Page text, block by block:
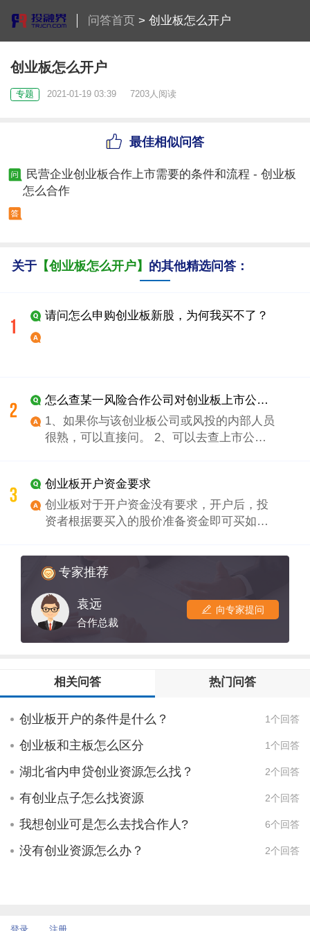
问答首页> 创业板怎么开户
创业板怎么开户
专题 2021-01-19 03:39 7203人阅读
最佳相似问答
民营企业创业板合作上市需要的条件和流程 - 创业板
怎么合作
关于【创业板怎么开户】 的其他精选问答：
请问怎么申购创业板新股，为何我买不了？
怎么查某一风险合作公司对创业板上市公司的合作规模？
1、如果你与该创业板公司或风投的内部人员
很熟，可以直接问。 2、可以去查上市公
合作会被清科等第三方咨询服务商收录，去
查一下也能得到。
创业板开户资金要求
创业板对于开户资金没有要求，开户后，投
资者根据要买入的股价准备资金即可买如创
创业板股价为2元，那么，投资者有200元即
可投资该只，但是开户时没有资金限额。 创
及以上的交易经验，且风险承受能力较高即
可。
专家推荐
袁远
合作总裁
向专家提问
相关问答 热门问答
创业板开户的条件是什么？ 1个回答
创业板和主板怎么区分 1个回答
湖北省内申贷创业资源怎么找？ 2个回答
有创业点子怎么找资源 2个回答
我想创业可是怎么去找合作人? 6个回答
没有创业资源怎么办？ 2个回答